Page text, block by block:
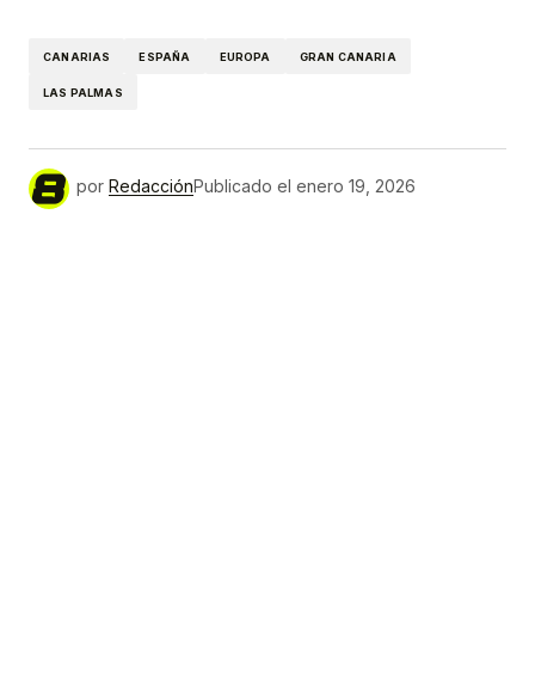
CANARIAS ESPAÑA EUROPA GRAN CANARIA
LAS PALMAS
por RedacciónPublicado el enero 19, 2026